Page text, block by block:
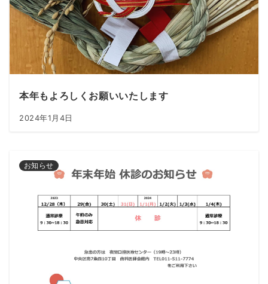
本年もよろしくお願いいたします
2024年1月4日
お知らせ